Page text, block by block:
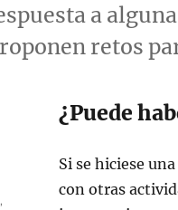
a
retos
¿Puede
Si se hiciese
con otras
,